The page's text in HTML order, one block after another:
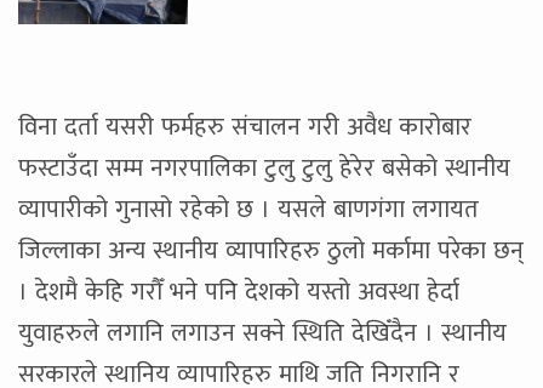
विना दर्ता यसरी फर्महरु संचालन गरी अवैध कारोबार
फस्टाउँदा सम्म नगरपालिका टुलु टुलु हेरेर बसेको स्थानीय
व्यापारीको गुनासो रहेको छ । यसले बाणगंगा लगायत
जिल्लाका अन्य स्थानीय व्यापारिहरु ठुलो मर्कामा परेका छन्
। देशमै केहि गरौँ भने पनि देशको यस्तो अवस्था हेर्दा
युवाहरुले लगानि लगाउन सक्ने स्थिति देखिँदैन । स्थानीय
सरकारले स्थानिय व्यापारिहरु माथि जति निगरानि र